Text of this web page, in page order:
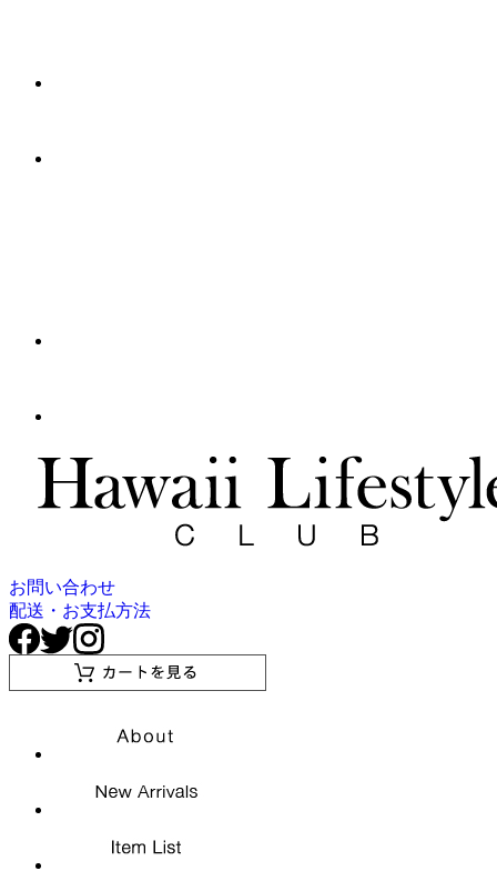
お問い合わせ
配送・お支払方法